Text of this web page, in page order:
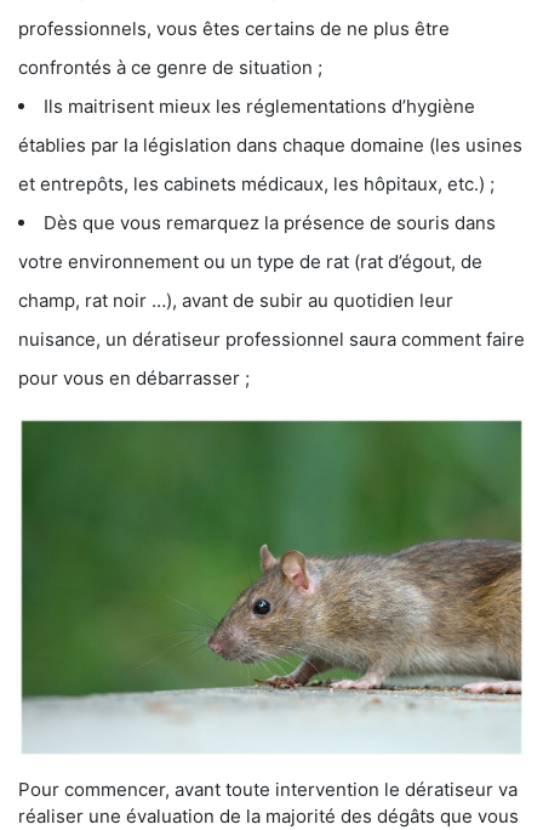
professionnels, vous êtes certains de ne plus être
confrontés à ce genre de situation ;
Ils maitrisent mieux les réglementations d’hygiène
établies par la législation dans chaque domaine (les usines
et entrepôts, les cabinets médicaux, les hôpitaux, etc.) ;
Dès que vous remarquez la présence de souris dans
votre environnement ou un type de rat (rat d’égout, de
champ, rat noir …), avant de subir au quotidien leur
nuisance, un dératiseur professionnel saura comment faire
pour vous en débarrasser ;
Pour commencer, avant toute intervention le dératiseur va
réaliser une évaluation de la majorité des dégâts que vous